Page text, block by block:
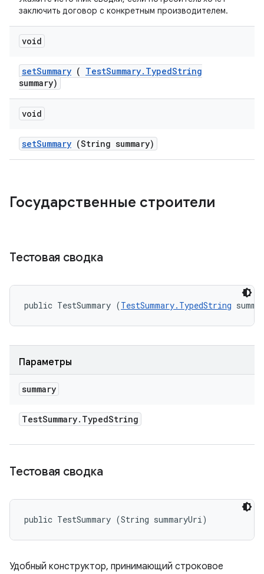
заключить договор с конкретным производителем.
void
setSummary ( TestSummary. TypedString
summary)
void
setSummary (String summary)
Государственные строители
Тестовая сводка
public TestSummary (TestSummary.TypedString
Параметры
summary
TestSummary. TypedString
Тестовая сводка
public TestSummary (String summaryUri)
Удобный конструктор, принимающий строковое